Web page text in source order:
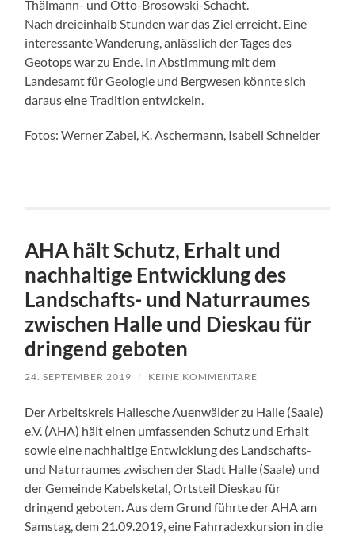
Thälmann- und Otto-Brosowski-Schacht.
Nach dreieinhalb Stunden war das Ziel erreicht. Eine
interessante Wanderung, anlässlich der Tages des
Geotops war zu Ende. In Abstimmung mit dem
Landesamt für Geologie und Bergwesen könnte sich
daraus eine Tradition entwickeln.
Fotos: Werner Zabel, K. Aschermann, Isabell Schneider
AHA hält Schutz, Erhalt und
nachhaltige Entwicklung des
Landschafts- und Naturraumes
zwischen Halle und Dieskau für
dringend geboten
24. SEPTEMBER 2019 / KEINE KOMMENTARE
Der Arbeitskreis Hallesche Auenwälder zu Halle (Saale)
e.V. (AHA) hält einen umfassenden Schutz und Erhalt
sowie eine nachhaltige Entwicklung des Landschafts-
und Naturraumes zwischen der Stadt Halle (Saale) und
der Gemeinde Kabelsketal, Ortsteil Dieskau für
dringend geboten. Aus dem Grund führte der AHA am
Samstag, dem 21.09.2019, eine Fahrradexkursion in die